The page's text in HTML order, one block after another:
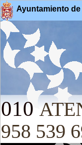
Ayuntamiento de
010
958 539